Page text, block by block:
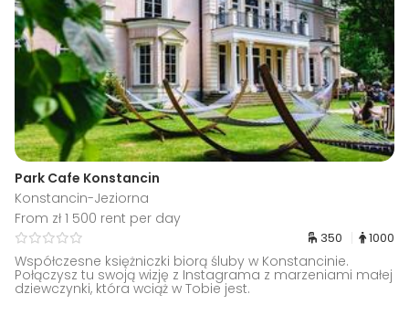
Park Cafe Konstancin
Konstancin-Jeziorna
From zł 1 500 rent per day
350 1000
Współczesne księżniczki biorą śluby w Konstancinie.
Połączysz tu swoją wizję z Instagrama z marzeniami małej
dziewczynki, która wciąż w Tobie jest.